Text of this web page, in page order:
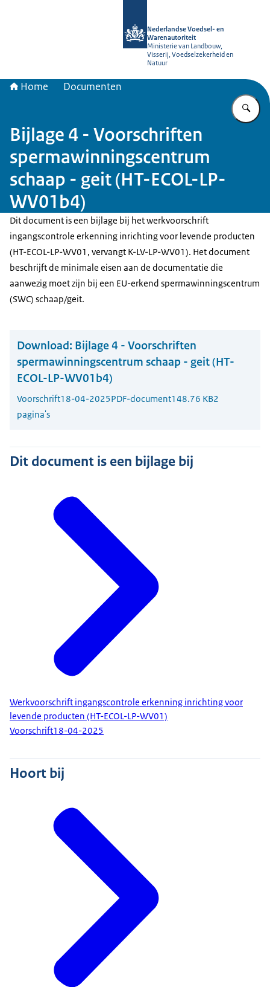
Nederlandse Voedsel- en
Warenautoriteit
Ministerie van Landbouw,
Visserij, Voedselzekerheid en
Natuur
Home Documenten
Bijlage 4 - Voorschriften
spermawinningscentrum
schaap - geit (HT-ECOL-LP-
WV01b4)
Dit document is een bijlage bij het werkvoorschrift
ingangscontrole erkenning inrichting voor levende producten
(HT-ECOL-LP-WV01, vervangt K-LV-LP-WV01). Het document
beschrijft de minimale eisen aan de documentatie die
aanwezig moet zijn bij een EU-erkend spermawinningscentrum
(SWC) schaap/geit.
Download: Bijlage 4 - Voorschriften
spermawinningscentrum schaap - geit (HT-
ECOL-LP-WV01b4)
Voorschrift18-04-2025PDF-document148.76 KB2
pagina's
Dit document is een bijlage bij
Werkvoorschrift ingangscontrole erkenning inrichting voor
levende producten (HT-ECOL-LP-WV01)
Voorschrift18-04-2025
Hoort bij